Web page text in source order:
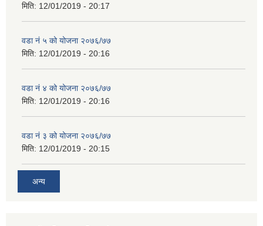
मिति: 12/01/2019 - 20:17
वडा नं ५ को योजना २०७६/७७
मिति: 12/01/2019 - 20:16
वडा नं ४ को योजना २०७६/७७
मिति: 12/01/2019 - 20:16
वडा नं ३ को योजना २०७६/७७
मिति: 12/01/2019 - 20:15
अन्य